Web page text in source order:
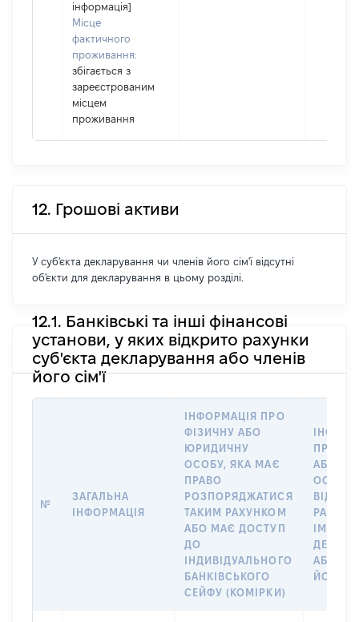
інформація]
Місце
фактичного
проживання:
збігається з
зареєстрованим
місцем
проживання
12. Грошові активи
У суб'єкта декларування чи членів його сім'ї відсутні
об'єкти для декларування в цьому розділі.
12.1. Банківські та інші фінансові
установи, у яких відкрито рахунки
суб'єкта декларування або членів
його сім'ї
№
ЗАГАЛЬНА
ІНФОРМАЦІЯ
ІНФОРМАЦІЯ ПРО
ФІЗИЧНУ АБО
ЮРИДИЧНУ
ОСОБУ, ЯКА МАЄ
ПРАВО
РОЗПОРЯДЖАТИСЯ
ТАКИМ РАХУНКОМ
АБО МАЄ ДОСТУП
ДО
ІНДИВІДУАЛЬНОГО
БАНКІВСЬКОГО
СЕЙФУ (КОМІРКИ)
ПРО
АБО
ОСОБУ,
ІМ’Я
АБО
ЙОГО